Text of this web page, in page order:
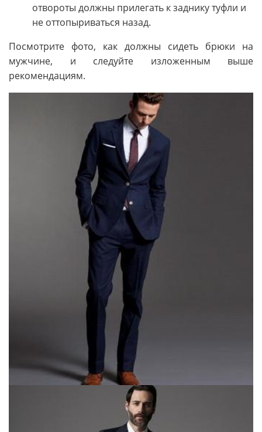
отвороты должны прилегать к заднику туфли и
не оттопыриваться назад.
Посмотрите фото, как должны сидеть брюки на
мужчине, и следуйте изложенным выше
рекомендациям.